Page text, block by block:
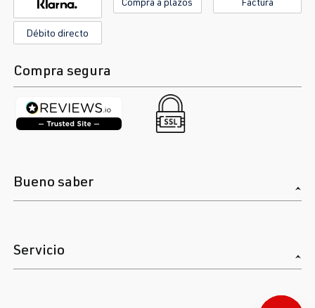
Débito directo
Compra segura
Bueno saber
Servicio